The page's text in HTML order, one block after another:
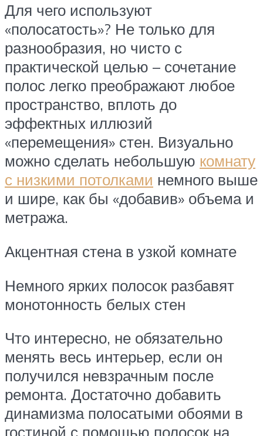
Для чего используют
«полосатость»? Не только для
разнообразия, но чисто с
практической целью – сочетание
полос легко преображают любое
пространство, вплоть до
эффектных иллюзий
«перемещения» стен. Визуально
можно сделать небольшую комнату
с низкими потолками немного выше
и шире, как бы «добавив» объема и
метража.
Акцентная стена в узкой комнате
Немного ярких полосок разбавят
монотонность белых стен
Что интересно, не обязательно
менять весь интерьер, если он
получился невзрачным после
ремонта. Достаточно добавить
динамизма полосатыми обоями в
гостиной с помощью полосок на